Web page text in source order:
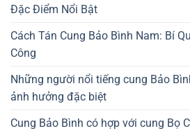
Đặc Điểm Nổi Bật
Cách Tán Cung Bảo Bình Nam: Bí
Công
Những người nổi tiếng cung Bảo
ảnh hưởng đặc biệt
Cung Bảo Bình có hợp với cung Bọ